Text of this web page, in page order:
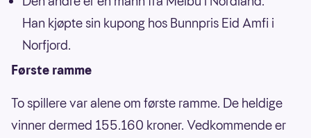
Han kjøpte sin kupong hos Bunnpris Eid Amfi i
Norfjord.
Første ramme
To spillere var alene om første ramme. De heldige
vinner dermed 155.160 kroner. Vedkommende er